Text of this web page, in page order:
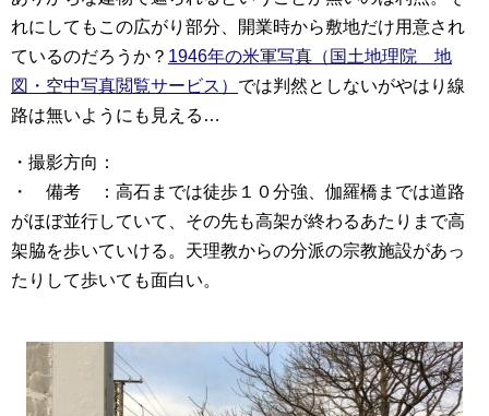
れにしてもこの広がり部分、開業時から敷地だけ用意され
ているのだろうか？ 1946年の米軍写真（国土地理院 地
図・空中写真閲覧サービス） では判然としないがやはり線
路は無いようにも見える…
・撮影方向：
・ 備考 ：高石までは徒歩１０分強、伽羅橋までは道路
がほぼ並行していて、その先も高架が終わるあたりまで高
架脇を歩いていける。天理教からの分派の宗教施設があっ
たりして歩いても面白い。